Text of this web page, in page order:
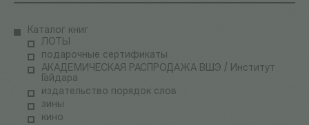
Каталог книг
ЛОТЫ
подарочные сертификаты
АКАДЕМИЧЕСКАЯ РАСПРОДАЖА ВШЭ / Институт
Гайдара
издательство порядок слов
зины
кино